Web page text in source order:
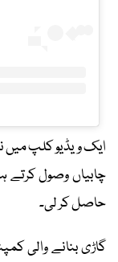
ایک ویڈیو کلپ میں
چابیاں وصول کرتے
حاصل کر لی۔
گاڑی بنانے والی